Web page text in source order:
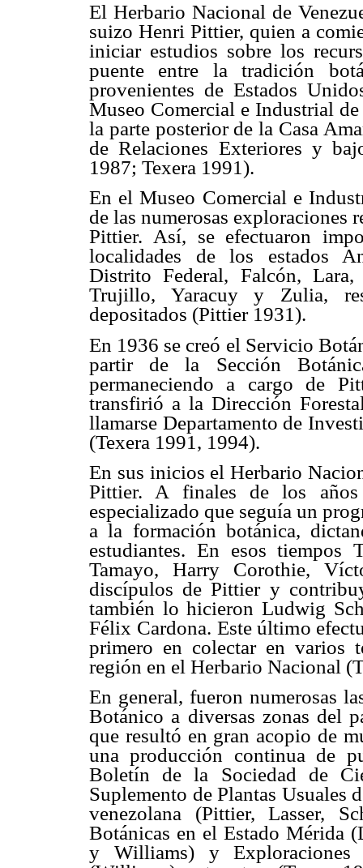
El Herbario Nacional de
suizo Henri Pittier, quien a
iniciar estudios sobre los
puente entre la tradición
provenientes de Estados
Museo Comercial e Industrial
la parte posterior de la Casa
de Relaciones Exteriores y
1987; Texera 1991).
En el Museo Comercial e
de las numerosas exploraciones
Pittier. Así, se efectuaron
localidades de los estados
Distrito Federal, Falcón,
Trujillo, Yaracuy y Zulia,
depositados (Pittier 1931).
En 1936 se creó el Servicio
partir de la Sección
permaneciendo a cargo de
transfirió a la Dirección
llamarse Departamento de
(Texera 1991, 1994).
En sus inicios el Herbario
Pittier. A finales de los
especializado que seguía un
a la formación botánica,
estudiantes. En esos tiempos
Tamayo, Harry Corothie,
discípulos de Pittier y
también lo hicieron Ludwig
Félix Cardona. Este último
primero en colectar en varios
región en el Herbario Nacional
En general, fueron numerosas
Botánico a diversas zonas del
que resultó en gran acopio de
una producción continua de
Boletín de la Sociedad de
Suplemento de Plantas Usuales
venezolana (Pittier, Lasser,
Botánicas en el Estado Mérida
y Williams) y Exploraciones